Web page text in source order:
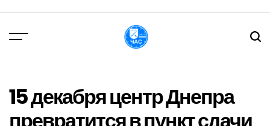
вмісту
15 декабря центр Днепра